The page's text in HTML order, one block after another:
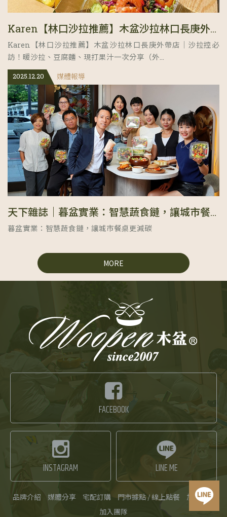
Karen【林口沙拉推薦】木盆沙拉林口長庚外帶店｜沙拉控必訪！暖沙拉、豆腐麵、現打果汁一次分享
Karen【林口沙拉推薦】木盆沙拉林口長庚外帶店｜沙拉控必
訪！暖沙拉、豆腐麵、現打果汁一次分享（外...
2025.12.20 媒體報導
天下雜誌｜暮盆實業：智慧蔬食鏈，讓城市餐桌更減碳
暮盆實業：智慧蔬食鏈，讓城市餐桌更減碳
MORE
FACEBOOK
INSTAGRAM LINE ME
品牌介紹 媒體分享 宅配訂購 門市據點 / 線上點餐
加盟品牌
加入團隊